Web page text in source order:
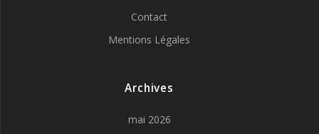
Contact
Mentions Légales
Archives
mai 2026